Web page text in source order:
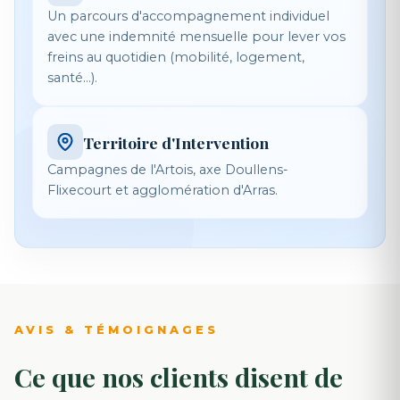
Un parcours d'accompagnement individuel
avec une indemnité mensuelle pour lever vos
freins au quotidien (mobilité, logement,
santé...).
Territoire d'Intervention
Campagnes de l'Artois, axe Doullens-
Flixecourt et agglomération d'Arras.
AVIS & TÉMOIGNAGES
Ce que nos clients disent de